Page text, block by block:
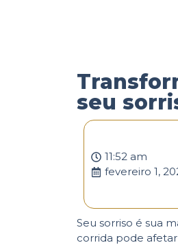
seu
11:52 am
fevereiro 1,
Seu sorriso é sua
corrida pode afetar